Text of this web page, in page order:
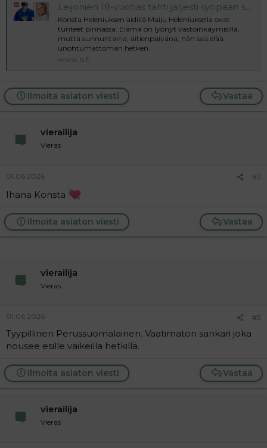
l
o
a
e
s
t
i
Leijonien 18-vuotias tähti järjesti syöpään sairastuneelle äidilleen uskomattoman yllätyksen äitienpäiväksi – äiti liikuttui kyyneliin
Konsta Heleniuksen äidillä Maiju Heleniuksella ovat
tunteet pinnassa. Elämä on lyönyt vastoinkäymisillä,
mutta sunnuntaina, äitienpäivänä, hän saa elää
unohtumattoman hetken.
www.is.fi
Vastaa
Ilmoita asiaton viesti
vierailija
Vieras
01.06.2026 #2
Ihana Konsta
Vastaa
Ilmoita asiaton viesti
vierailija
Vieras
01.06.2026 #3
Tyypillinen Perussuomalainen. Vaatimaton sankari joka
nousee esille vaikeilla hetkillä.
Vastaa
Ilmoita asiaton viesti
vierailija
Vieras